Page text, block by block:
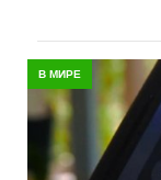
В МИРЕ